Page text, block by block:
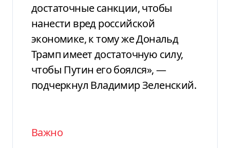
достаточные санкции, чтобы
нанести вред российской
экономике, к тому же Дональд
Трамп имеет достаточную силу,
чтобы Путин его боялся», —
подчеркнул Владимир Зеленский.
Важно